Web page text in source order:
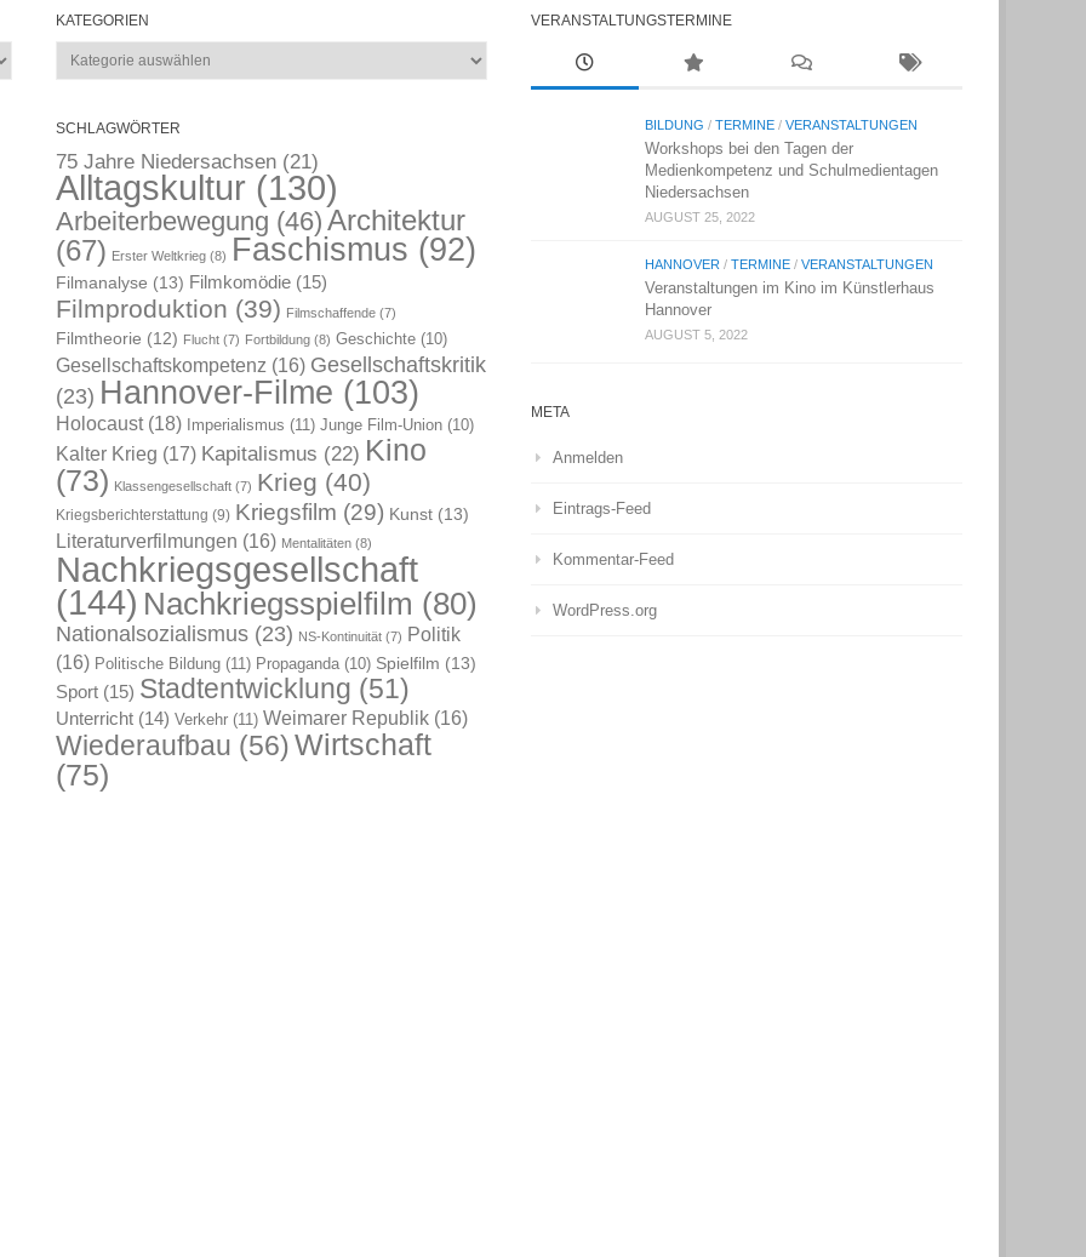
KATEGORIEN
Kategorien
SCHLAGWÖRTER
75 Jahre Niedersachsen (21)
Alltagskultur (130)
Arbeiterbewegung (46) Architektur
(67) Erster Weltkrieg (8) Faschismus (92)
Filmanalyse (13) Filmkomödie (15)
Filmproduktion (39) Filmschaffende (7)
Filmtheorie (12) Flucht (7) Fortbildung (8) Geschichte (10)
Gesellschaftskompetenz (16) Gesellschaftskritik
(23) Hannover-Filme (103)
Holocaust(18) Imperialismus (11) Junge Film-Union (10)
Kalter Krieg (17) Kapitalismus (22) Kino
(73) Klassengesellschaft (7) Krieg (40)
Kriegsberichterstattung (9) Kriegsfilm (29) Kunst (13)
Literaturverfilmungen (16) Mentalitäten (8)
Nachkriegsgesellschaft
(144) Nachkriegsspielfilm (80)
Nationalsozialismus (23) NS-Kontinuität (7) Politik
(16) Politische Bildung (11) Propaganda (10) Spielfilm (13)
Sport (15) Stadtentwicklung (51)
Unterricht (14) Verkehr (11) Weimarer Republik (16)
Wiederaufbau (56)Wirtschaft
(75)
VERANSTALTUNGSTERMINE
BILDUNG /TERMINE /VERANSTALTUNGEN
Workshops bei den Tagen der
Medienkompetenz und Schulmedientagen
Niedersachsen
AUGUST 25, 2022
HANNOVER /TERMINE /VERANSTALTUNGEN
Veranstaltungen im Kino im Künstlerhaus
Hannover
AUGUST 5, 2022
META
Anmelden
Eintrags-Feed
Kommentar-Feed
WordPress.org